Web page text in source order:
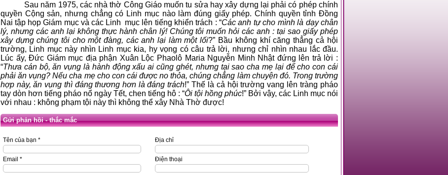
Sau năm 1975, các nhà thờ Công Giáo muốn tu sửa hay xây dựng lại phải có phép chính
quyền Cộng sản, nhưng chẳng có Linh mục nào làm đúng giấy phép. Chính quyền tỉnh Đồng
Nai tập họp Giám mục và các Linh mục lên tiếng khiển trách : “Các anh tự cho mình là dạy chân
lý, nhưng các anh lại không thực hành chân lý! Chúng tôi muốn hỏi các anh : tại sao giấy phép
xây dựng chúng tôi cho một đàng, các anh lại làm một lối?” Bầu không khí căng thẳng cả hội
trường, Linh mục này nhìn Linh mục kia, hy vọng có câu trả lời, nhưng chỉ nhìn nhau lắc đầu.
Lúc ấy, Đức Giám mục địa phận Xuân Lộc Phaolô Maria Nguyễn Minh Nhật đứng lên trả lời :
“Thưa cán bộ, ăn vụng là hành động xấu ai cũng ghét, nhưng tại sao cha mẹ lại để cho con cái
phải ăn vụng? Nếu cha mẹ cho con cái được no thỏa, chúng chẳng làm chuyện đó. Trong trường
hợp này, ăn vụng thì đáng thương hơn là đáng trách!” Thế là cả hội trường vang lên tràng pháo
tay dòn hơn tiếng pháo nổ ngày Tết, chen tiếng hô : “Ôi tội hồng phúc!” Bởi vậy, các Linh mục nói
với nhau : không phạm tội này thì không thể xây Nhà Thờ được!
Gửi phản hồi - thắc mắc
Tên của bạn * Địa chỉ
Email * Điện thoại